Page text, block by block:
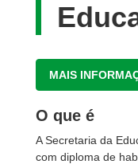
MAIS
O que é
A Secretaria da
com diploma de